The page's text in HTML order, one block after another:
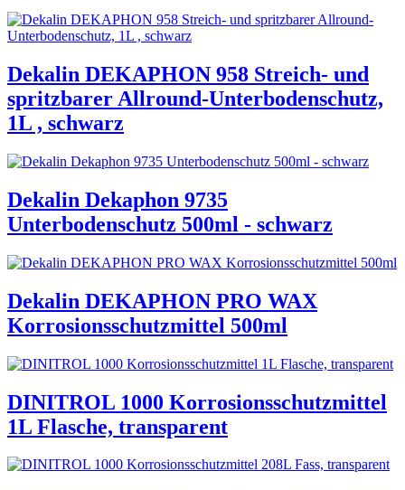
Dekalin DEKAPHON 958 Streich- und
spritzbarer Allround-Unterbodenschutz,
1L , schwarz
Dekalin Dekaphon 9735
Unterbodenschutz 500ml - schwarz
Dekalin DEKAPHON PRO WAX
Korrosionsschutzmittel 500ml
DINITROL 1000 Korrosionsschutzmittel
1L Flasche, transparent